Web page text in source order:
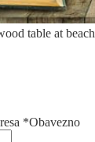
table at beach
*Obavezno